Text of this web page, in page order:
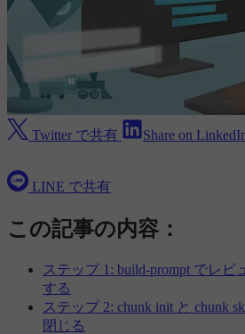
Twitter で共有 Share on
LINE で共有
この記事の内容：
ステップ 1: build-prompt でレ
する
ステップ 2: chunk init と chunk
閉じる